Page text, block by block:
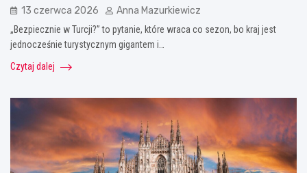
13 czerwca 2026 Anna Mazurkiewicz
„Bezpiecznie w Turcji?” to pytanie, które wraca co sezon, bo kraj jest
jednocześnie turystycznym gigantem i…
Czytaj dalej